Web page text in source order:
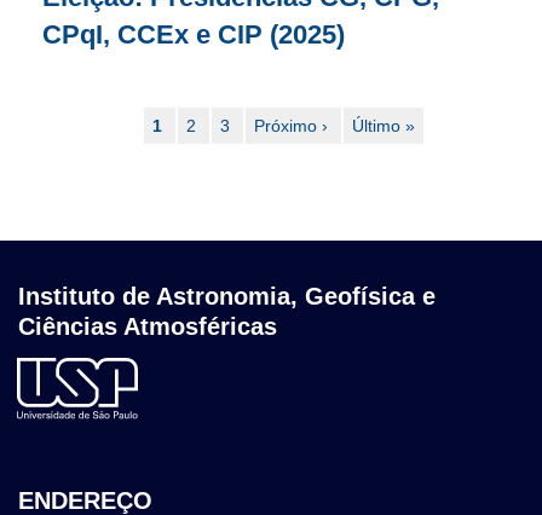
CPqI, CCEx e CIP (2025)
Página
1 Page
2 Page
3
Próxima
Próximo ›
Última
Último »
Instituto de Astronomia, Geofísica e
Ciências Atmosféricas
ENDEREÇO